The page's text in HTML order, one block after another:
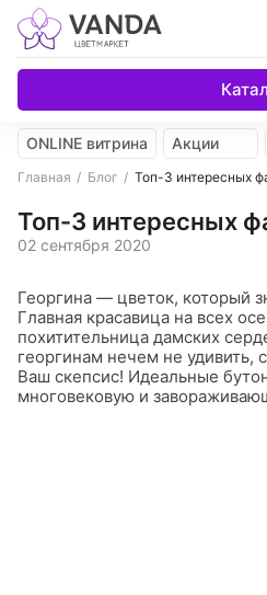
ONLINE витрина Акции
Главная Блог Топ-3 интересных
Топ-3 интересных
02 сентября 2020
Георгина — цветок, который
Главная красавица на всех
похитительница дамских
георгинам нечем не удивить,
Ваш скепсис! Идеальные
многовековую и